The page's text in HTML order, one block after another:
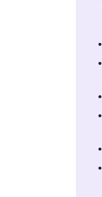
•
•
•
•
•
•